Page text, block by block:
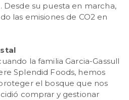
Desde su puesta en marcha,
las emisiones de CO2 en
la familia Garcia-Gassull
Splendid Foods, hemos
el bosque que nos
comprar y gestionar